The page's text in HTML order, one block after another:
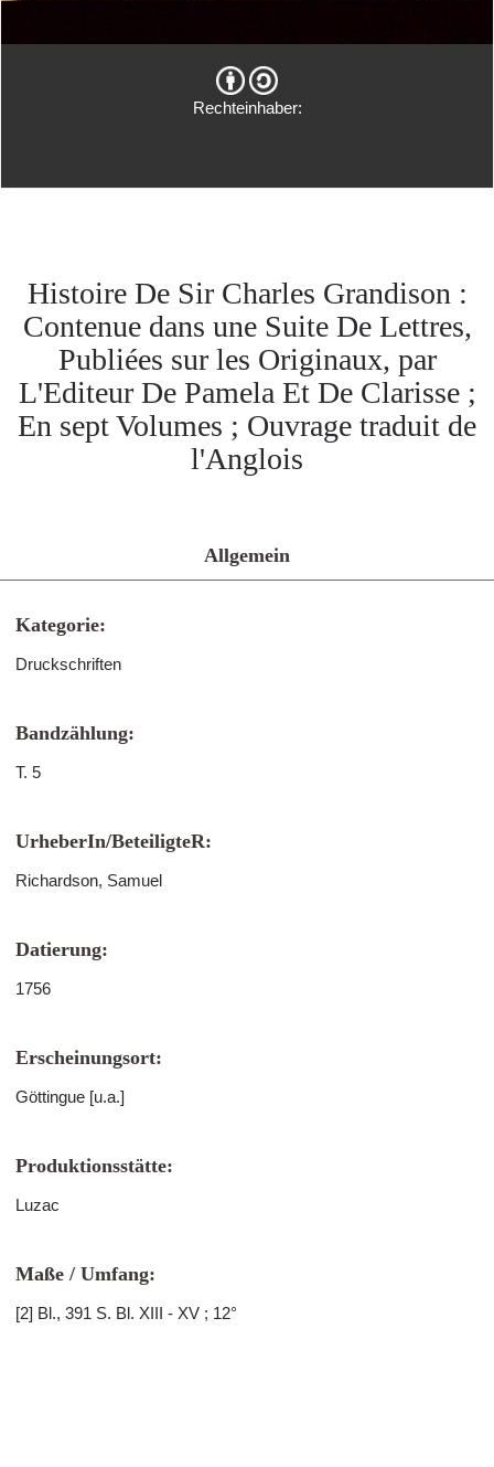
Rechteinhaber:
Histoire De Sir Charles Grandison :
Contenue dans une Suite De Lettres,
Publiées sur les Originaux, par
L'Editeur De Pamela Et De Clarisse ;
En sept Volumes ; Ouvrage traduit de
l'Anglois
Allgemein
Kategorie:
Druckschriften
Bandzählung:
T. 5
UrheberIn/BeteiligteR:
Richardson, Samuel
Datierung:
1756
Erscheinungsort:
Göttingue [u.a.]
Produktionsstätte:
Luzac
Maße / Umfang:
[2] Bl., 391 S. Bl. XIII - XV ; 12°